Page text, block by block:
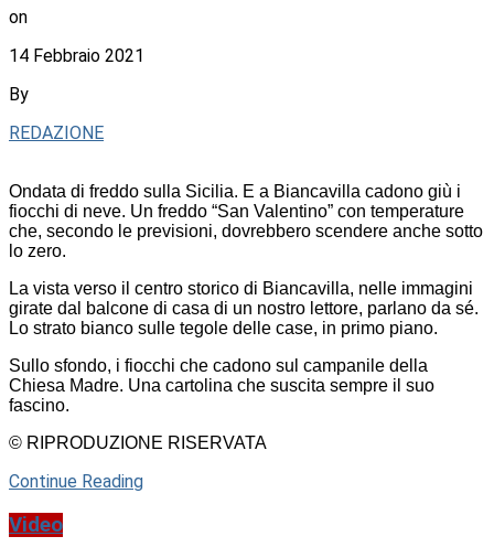
on
14 Febbraio 2021
By
REDAZIONE
Ondata di freddo sulla Sicilia. E a Biancavilla cadono giù i
fiocchi di neve. Un freddo “San Valentino” con temperature
che, secondo le previsioni, dovrebbero scendere anche sotto
lo zero.
La vista verso il centro storico di Biancavilla, nelle immagini
girate dal balcone di casa di un nostro lettore, parlano da sé.
Lo strato bianco sulle tegole delle case, in primo piano.
Sullo sfondo, i fiocchi che cadono sul campanile della
Chiesa Madre. Una cartolina che suscita sempre il suo
fascino.
© RIPRODUZIONE RISERVATA
Continue Reading
Video